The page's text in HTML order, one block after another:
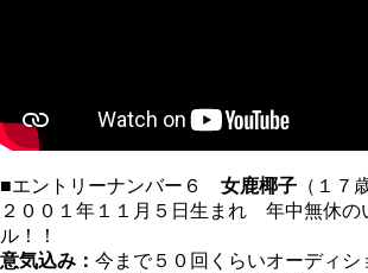
■エントリーナンバー６ 女鹿椰子 （１７
２００１年１１月５日生まれ 年中無休の
ル！！
意気込み： 今まで５０回くらいオーディシ